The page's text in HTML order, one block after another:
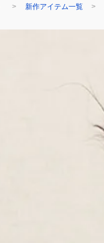
新作アイテム一覧